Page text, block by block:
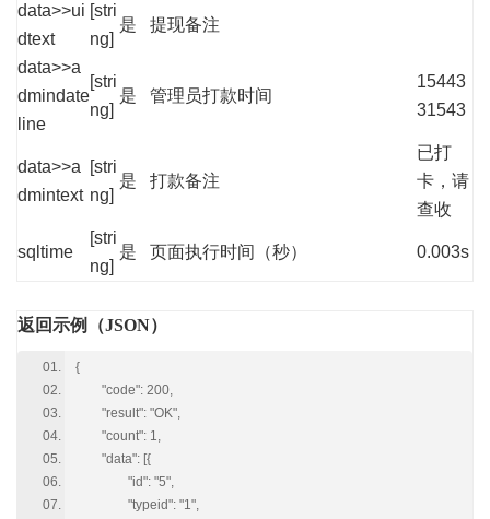
data>>ui
dtext
[stri
ng]
是 提现备注
data>>a
dmindate
line
[stri
ng]
是 管理员打款时间
15443
31543
data>>a
dmintext
[stri
ng]
是 打款备注
已打
卡，请
查收
sqltime
[stri
ng]
是 页面执行时间（秒） 0.003s
返回示例（JSON）
{
"code": 200,
"result": "OK",
"count": 1,
"data": [{
"id": "5",
"typeid": "1",